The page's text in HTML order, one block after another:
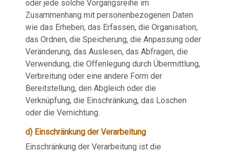
oder jede solche Vorgangsreihe im
Zusammenhang mit personenbezogenen Daten
wie das Erheben, das Erfassen, die Organisation,
das Ordnen, die Speicherung, die Anpassung oder
Veränderung, das Auslesen, das Abfragen, die
Verwendung, die Offenlegung durch Übermittlung,
Verbreitung oder eine andere Form der
Bereitstellung, den Abgleich oder die
Verknüpfung, die Einschränkung, das Löschen
oder die Vernichtung.
d) Einschränkung der Verarbeitung
Einschränkung der Verarbeitung ist die